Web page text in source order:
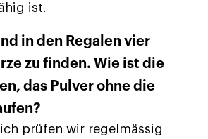
ist.
in den Regalen vier
zu finden. Wie ist die
das Pulver ohne die
prüfen wir regelmässig